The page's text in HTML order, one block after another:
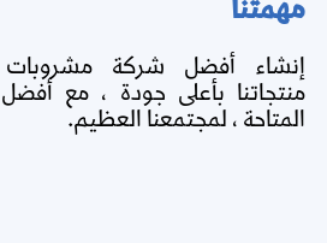
مهمتنا
إنشاء أفضل شركة
منتجاتنا بأعلى جودة ، مع
المتاحة ، لمجتمعنا العظيم.